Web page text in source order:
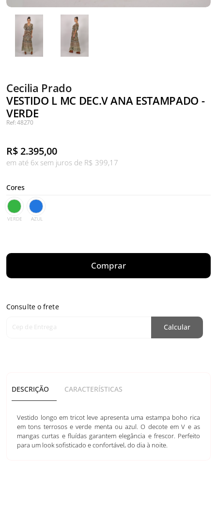
Cecilia Prado
VESTIDO L MC DEC.V ANA ESTAMPADO -
VERDE
Ref: 48270
R$2.395,00
em até 6x sem juros de R$ 399,17
Cores
VERDE AZUL
Comprar
Consulte o frete
Cep de Entrega Calcular
DESCRIÇÃO CARACTERÍSTICAS
Vestido longo em tricot leve apresenta uma estampa boho rica
em tons terrosos e verde menta ou azul. O decote em V e as
mangas curtas e fluídas garantem elegância e frescor. Perfeito
para um look sofisticado e confortável, do dia à noite.